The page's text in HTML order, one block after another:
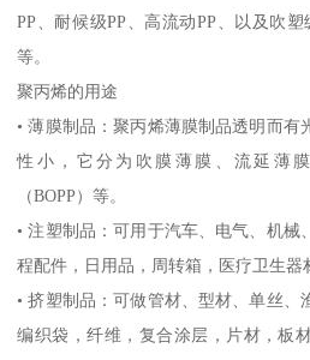
PP 、耐候级PP 、高流动PP 、以及吹塑
等。
聚丙烯的用途
•薄膜制品：聚丙烯薄膜制品透明而有
性小，它分为吹膜薄膜、流延薄
（BOPP ）等。
•注塑制品：可用于汽车、电气、机械
程配件，日用品，周转箱，医疗卫生器
•挤塑制品：可做管材、型材、单丝、
编织袋，纤维，复合涂层，片材，板